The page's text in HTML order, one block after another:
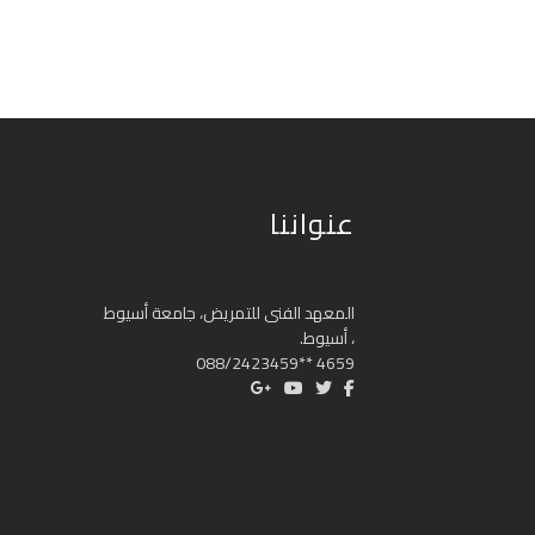
عنواننا
المعهد الفنى للتمريض، جامعة أسيوط
، أسيوط.
4659 **088/2423459